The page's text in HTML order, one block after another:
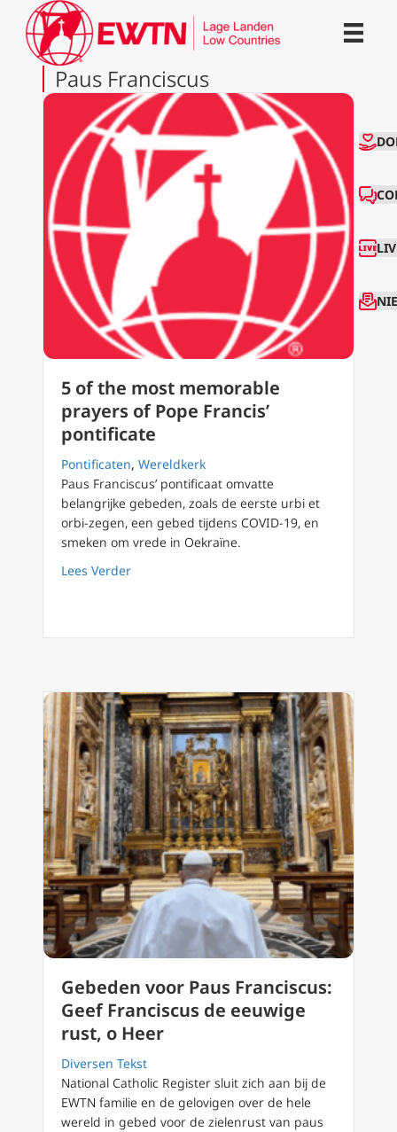
Paus Franciscus
5 of the most memorable
prayers of Pope Francis’
pontificate
Pontificaten, Wereldkerk
Paus Franciscus’ pontificaat omvatte
belangrijke gebeden, zoals de eerste urbi et
orbi-zegen, een gebed tijdens COVID-19, en
smeken om vrede in Oekraïne.
Lees Verderabout 5 of the most memorable prayers of
Gebeden voor Paus Franciscus:
Geef Franciscus de eeuwige
rust, o Heer
Diversen Tekst
National Catholic Register sluit zich aan bij de
EWTN familie en de gelovigen over de hele
wereld in gebed voor de zielenrust van paus